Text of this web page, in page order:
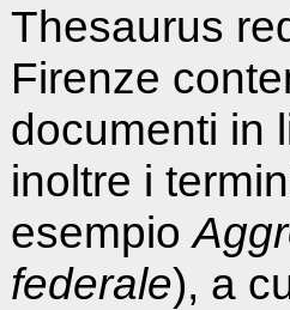
Thesaurus
Firenze
documenti in
inoltre i
esempio
federale), a